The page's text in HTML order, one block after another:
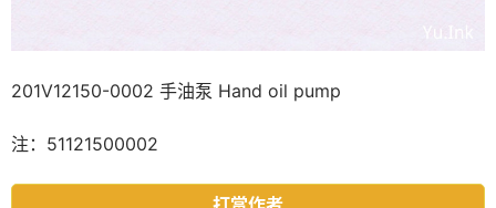
201V12150-0002 手油泵 Hand oil pump
注：51121500002